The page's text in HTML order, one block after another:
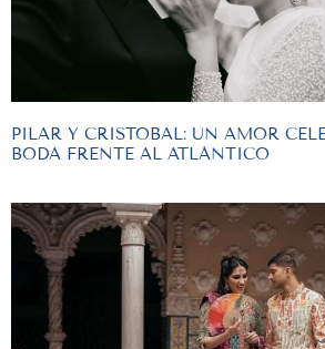
PILAR Y CRISTOBAL: UN AMOR
BODA FRENTE AL ATLÁNTICO